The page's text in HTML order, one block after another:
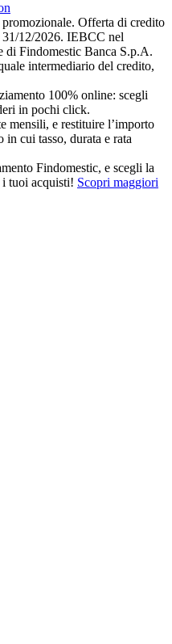
Offerta di credito
12/2026. IEBCC nel
di Findomestic Banca S.p.A.
intermediario del credito,
100% online: scegli
in pochi click.
mensili, e restituire l’importo
cui tasso, durata e rata
Findomestic, e scegli la
i tuoi acquisti! Scopri maggiori